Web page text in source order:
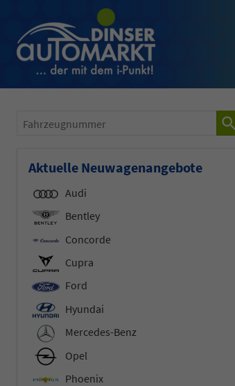
Fahrzeugnummer
Aktuelle Neuwagenangebote
Audi
Bentley
Concorde
Cupra
Ford
Hyundai
Mercedes-Benz
Opel
Phoenix